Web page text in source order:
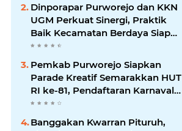
Dinporapar Purworejo dan KKN
UGM Perkuat Sinergi, Praktik
Baik Kecamatan Berdaya Siap
Direplikasi
Pemkab Purworejo Siapkan
Parade Kreatif Semarakkan HUT
RI ke-81, Pendaftaran Karnaval
Resmi Dibuka
Banggakan Kwarran Pituruh,